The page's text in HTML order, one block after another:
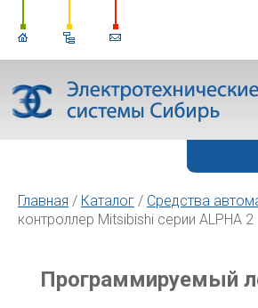
Главная / Каталог / Средства
контроллер Mitsibishi серии ALPHA 2
Программируемый